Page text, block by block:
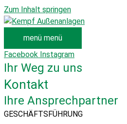
Zum Inhalt springen
menü menü
Facebook Instagram
Ihr Weg zu uns
Kontakt
Ihre Ansprechpartner
GESCHÄFTSFÜHRUNG